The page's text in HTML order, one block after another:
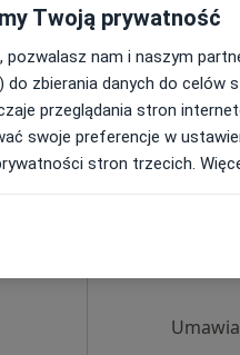
Przychodnia Lekarsko-Pielęgniarska Eskulap (AUGUSTÓW)
ceny
Twoją prywatność
pozwalasz nam i naszym
do zbierania danych do
przeglądania stron
swoje preferencje w
stron trzecich.